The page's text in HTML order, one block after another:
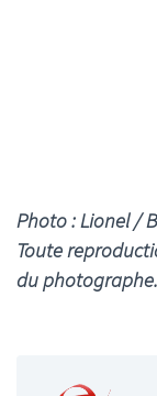
Photo : Lionel /
Toute
du photographe.